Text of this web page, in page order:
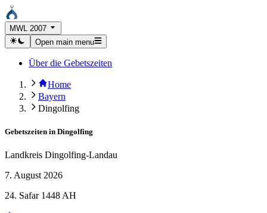
MWL 2007
Open main menu
Über die Gebetszeiten
Home
Bayern
Dingolfing
Gebetszeiten in Dingolfing
Landkreis Dingolfing-Landau
7. August 2026
24. Safar 1448 AH